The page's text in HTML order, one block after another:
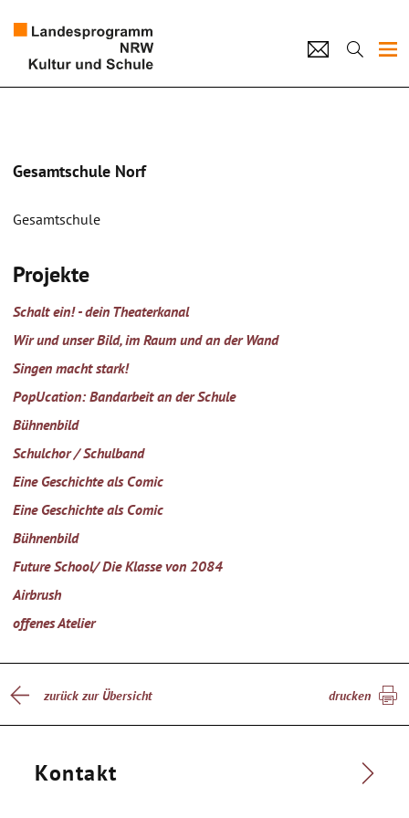
home Impressum
Gesamtschule Norf
Gesamtschule
Projekte
Schalt ein! - dein Theaterkanal
Wir und unser Bild, im Raum und an der Wand
Singen macht stark!
PopUcation: Bandarbeit an der Schule
Bühnenbild
Schulchor / Schulband
Eine Geschichte als Comic
Eine Geschichte als Comic
Bühnenbild
Future School/ Die Klasse von 2084
Airbrush
offenes Atelier
zurück zur Übersicht drucken
Kontakt